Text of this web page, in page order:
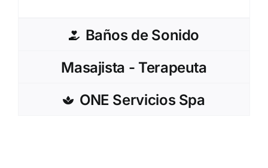
Baños de Sonido
Masajista - Terapeuta
ONE Servicios Spa